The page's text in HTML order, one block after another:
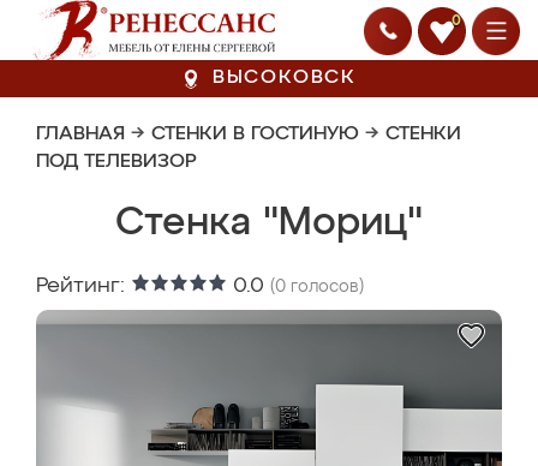
0
ВЫСОКОВСК
ГЛАВНАЯ → СТЕНКИ В ГОСТИНУЮ → СТЕНКИ
ПОД ТЕЛЕВИЗОР
Стенка "Мориц"
Рейтинг: 0.0 (0 голосов)